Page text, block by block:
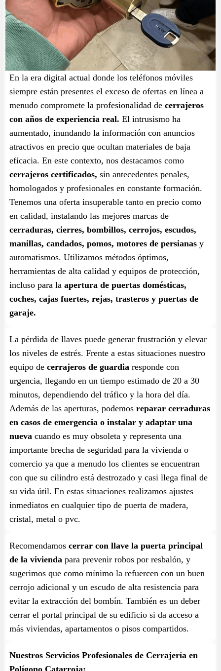
En la era digital actual donde los teléfonos móviles
siempre están presentes el exceso de ofertas en línea a
menudo compromete la profesionalidad de cerrajeros
con años de experiencia real. El intrusismo ha
aumentado, inundando la información con anuncios
atractivos en precio que ocultan materiales de baja
eficacia. En este contexto, nos destacamos como
cerrajeros certificados, sin antecedentes penales,
homologados y profesionales en constante formación.
Tenemos una oferta insuperable tanto en precio como
en calidad, instalando las mejores marcas de
cerraduras, cierres, bombillos, cerrojos, escudos,
manillas, candados, pomos, motores de persianas y
automatismos. Utilizamos métodos óptimos,
herramientas de alta calidad y equipos de protección,
incluso para la apertura de puertas domésticas,
coches, cajas fuertes, rejas, trasteros y puertas de
garaje.
La pérdida de llaves puede generar frustración y elevar
los niveles de estrés. Frente a estas situaciones nuestro
equipo de cerrajeros de guardia responde con
urgencia, llegando en un tiempo estimado de 20 a 30
minutos, dependiendo del tráfico y la hora del día.
Además de las aperturas, podemos reparar cerraduras
en casos de emergencia o instalar y adaptar una
nueva cuando es muy obsoleta y representa una
importante brecha de seguridad para la vivienda o
comercio ya que a menudo los clientes se encuentran
con que su cilindro está destrozado y casi llega final de
su vida útil. En estas situaciones realizamos ajustes
inmediatos en cualquier tipo de puerta de madera,
cristal, metal o pvc.
Recomendamos cerrar con llave la puerta principal
de la vivienda para prevenir robos por resbalón, y
sugerimos que como mínimo la refuercen con un buen
cerrojo adicional y un escudo de alta resistencia para
evitar la extracción del bombín. También es un deber
cerrar el portal principal de su edificio si da acceso a
más viviendas, apartamentos o pisos compartidos.
Nuestros Servicios Profesionales de Cerrajería en
Polígono Catarroja: